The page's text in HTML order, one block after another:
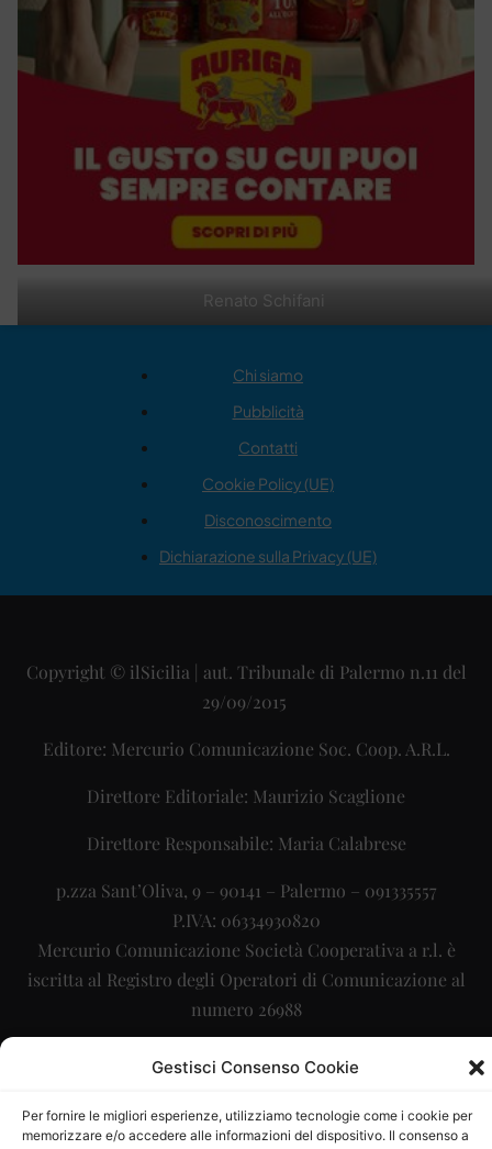
Gestisci Consenso Cookie
Per fornire le migliori esperienze, utilizziamo tecnologie come i cookie per
memorizzare e/o accedere alle informazioni del dispositivo. Il consenso a
Renato Schifani
Chi siamo
Pubblicità
Contatti
Cookie Policy (UE)
Disconoscimento
Dichiarazione sulla Privacy (UE)
Copyright © ilSicilia | aut. Tribunale di Palermo n.11 del
29/09/2015
Editore: Mercurio Comunicazione Soc. Coop. A.R.L.
Direttore Editoriale: Maurizio Scaglione
Direttore Responsabile: Maria Calabrese
p.zza Sant’Oliva, 9 – 90141 – Palermo – 091335557
P.IVA: 06334930820
Mercurio Comunicazione Società Cooperativa a r.l. è
iscritta al Registro degli Operatori di Comunicazione al
numero 26988
Sito gestito da La Digitale srl info@ladigitale.it